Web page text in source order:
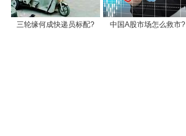
三轮缘何成快递员标配? 中国A股市场怎么救市?